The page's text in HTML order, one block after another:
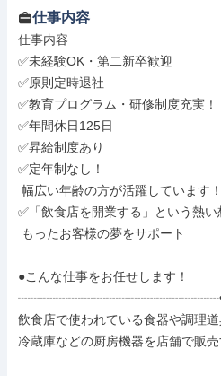
仕事内容
仕事内容
✅未経験OK・第二新卒歓迎
✅原則定時退社
✅教育プログラム・研修制度充実！
✅年間休日125日
✅昇給制度あり
✅定年制なし！
✅「飲食店を開業する」という熱い
●こんな仕事をお任せします！
飲食店で使われている食器や調理道
冷蔵庫などの厨房機器を店舗で販売